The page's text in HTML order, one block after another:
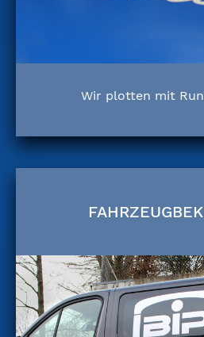
Wir plotten mit